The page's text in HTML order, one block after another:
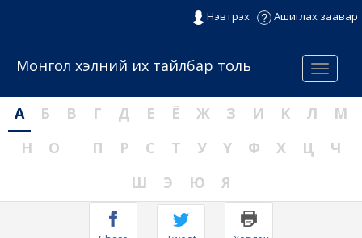
Нэвтрэх Ашиглах заавар
Menu
Монгол хэлний их тайлбар толь
А Б В Г Д Е Ё Ж З И К Л
М
Н
О П Р С Т У Ү Ф Х Ц
Ч
Ш
Э Ю Я